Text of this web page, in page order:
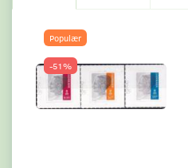
Populær
-51%